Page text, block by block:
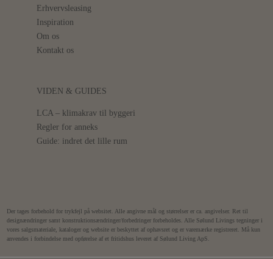
Erhvervsleasing
Inspiration
Om os
Kontakt os
VIDEN & GUIDES
LCA – klimakrav til byggeri
Regler for anneks
Guide: indret det lille rum
Der tages forbehold for trykfejl på websitet. Alle angivne mål og størrelser er ca. angivelser. Ret til
designændringer samt konstruktionsændringer/forbedringer forbeholdes. Alle Sølund Livings tegninger i
vores salgsmateriale, kataloger og website er beskyttet af ophavsret og er varemærke registreret. Må kun
anvendes i forbindelse med opførelse af et fritidshus leveret af Sølund Living ApS.